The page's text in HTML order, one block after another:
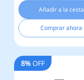
Añadir a la cesta
Comprar ahora
8% OFF